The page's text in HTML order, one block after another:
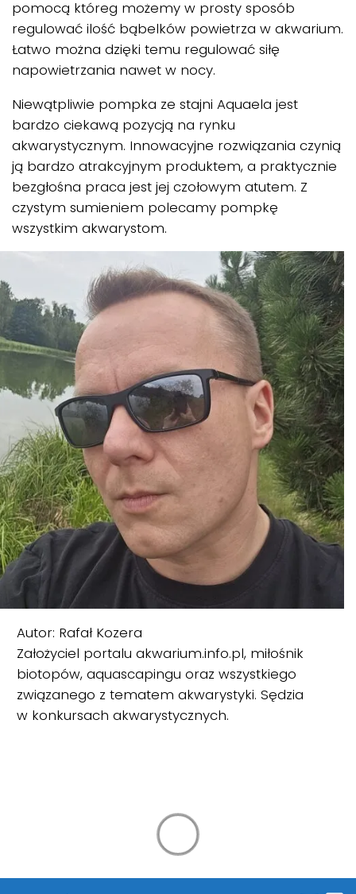
pomocą któreg możemy w prosty sposób
regulować ilość bąbelków powietrza w akwarium.
Łatwo można dzięki temu regulować siłę
napowietrzania nawet w nocy.
Niewątpliwie pompka ze stajni Aquaela jest
bardzo ciekawą pozycją na rynku
akwarystycznym. Innowacyjne rozwiązania czynią
ją bardzo atrakcyjnym produktem, a praktycznie
bezgłośna praca jest jej czołowym atutem. Z
czystym sumieniem polecamy pompkę
wszystkim akwarystom.
Autor: Rafał Kozera
Założyciel portalu akwarium.info.pl, miłośnik
biotopów, aquascapingu oraz wszystkiego
związanego z tematem akwarystyki. Sędzia
w konkursach akwarystycznych.